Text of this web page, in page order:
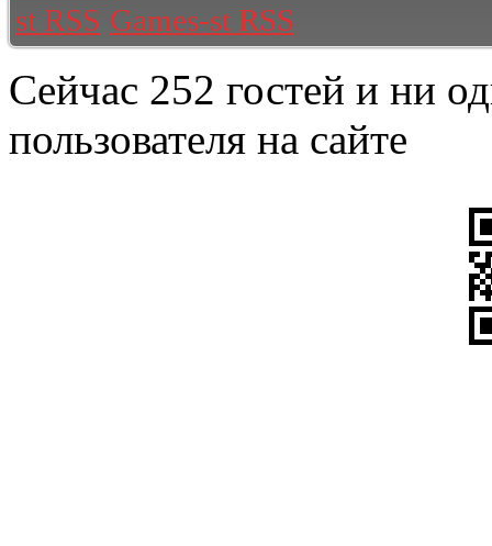
Games-st RSS
Сейчас 252 гостей и ни
пользователя на сайте